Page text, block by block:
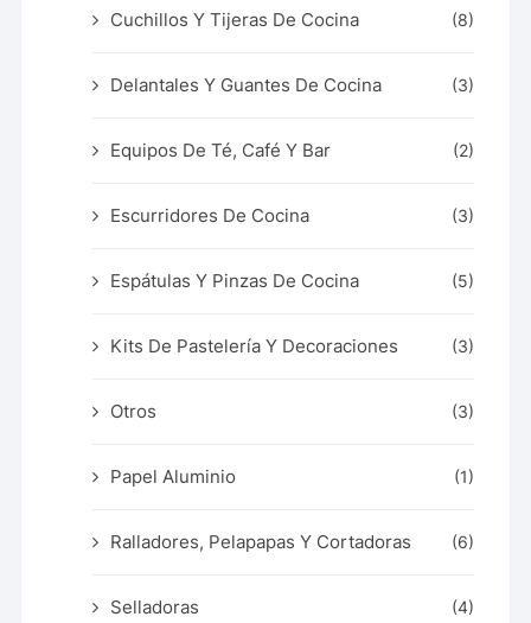
Cuchillos Y Tijeras De Cocina (8)
Delantales Y Guantes De Cocina (3)
Equipos De Té, Café Y Bar (2)
Escurridores De Cocina (3)
Espátulas Y Pinzas De Cocina (5)
Kits De Pastelería Y Decoraciones (3)
Otros (3)
Papel Aluminio (1)
Ralladores, Pelapapas Y Cortadoras (6)
Selladoras (4)